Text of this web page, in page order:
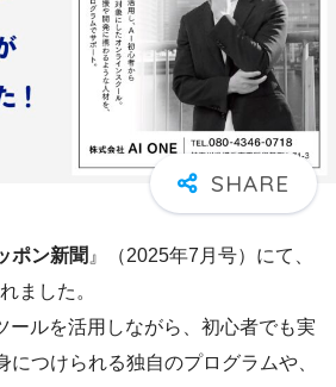
ポン新聞 』（2025年7月号）にて、
ました。
ールを活用しながら、初心者でも実
につけられる独自のプログラムや、